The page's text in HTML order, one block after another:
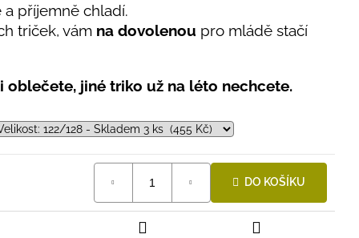
a příjemně chladí.
triček, vám na dovolenou pro mládě stačí
jiné triko už na léto nechcete.
DO KOŠÍKU
NÁMOŘNICKÉ